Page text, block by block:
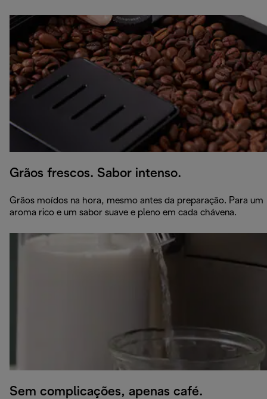
Grãos frescos. Sabor intenso.
Grãos moídos na hora, mesmo antes da preparação. Para um
aroma rico e um sabor suave e pleno em cada chávena.
Sem complicações, apenas café.